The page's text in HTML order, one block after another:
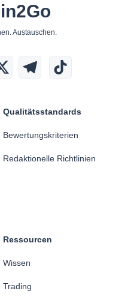
Austauschen.
Qualitätsstandards
Bewertungskriterien
Redaktionelle Richtlinien
Ressourcen
Wissen
Trading